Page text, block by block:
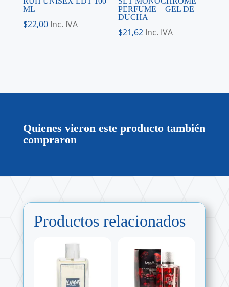
ML
$22,00 Inc. IVA
PERFUME + GEL DE
DUCHA
$21,62 Inc. IVA
Quienes vieron este producto también
compraron
Productos relacionados